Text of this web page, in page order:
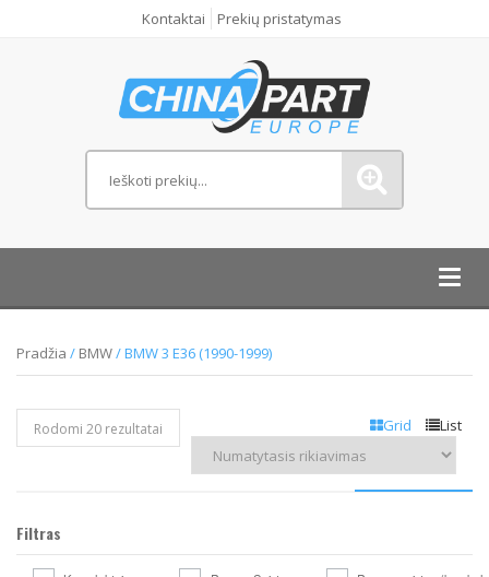
Kontaktai Prekių pristatymas
Pradžia / BMW/ BMW 3 E36 (1990-1999)
Grid List
Rodomi 20 rezultatai
Filtras